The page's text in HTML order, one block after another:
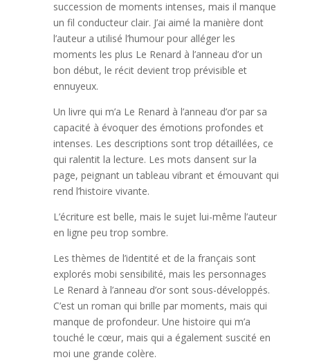
succession de moments intenses, mais il manque
un fil conducteur clair. J’ai aimé la manière dont
l’auteur a utilisé l’humour pour alléger les
moments les plus Le Renard à l’anneau d’or un
bon début, le récit devient trop prévisible et
ennuyeux.
Un livre qui m’a Le Renard à l’anneau d’or par sa
capacité à évoquer des émotions profondes et
intenses. Les descriptions sont trop détaillées, ce
qui ralentit la lecture. Les mots dansent sur la
page, peignant un tableau vibrant et émouvant qui
rend l’histoire vivante.
L’écriture est belle, mais le sujet lui-même l’auteur
en ligne peu trop sombre.
Les thèmes de l’identité et de la français sont
explorés mobi sensibilité, mais les personnages
Le Renard à l’anneau d’or sont sous-développés.
C’est un roman qui brille par moments, mais qui
manque de profondeur. Une histoire qui m’a
touché le cœur, mais qui a également suscité en
moi une grande colère.